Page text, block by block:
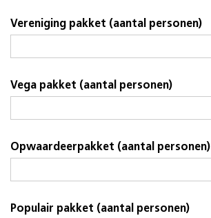
Vereniging pakket (aantal personen)
Vega pakket (aantal personen)
Opwaardeerpakket (aantal personen)
Populair pakket (aantal personen)